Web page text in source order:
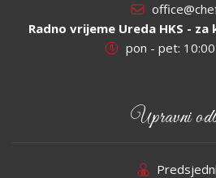
Radno vrijeme Ureda HKS -
pon - pet:
Upravni